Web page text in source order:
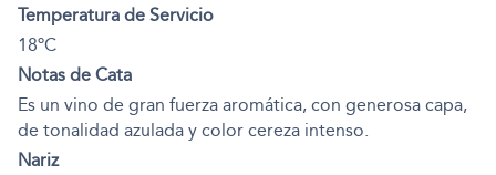
Temperatura de Servicio
18ºC
Notas de Cata
Es un vino de gran fuerza aromática, con generosa capa,
de tonalidad azulada y color cereza intenso.
Nariz